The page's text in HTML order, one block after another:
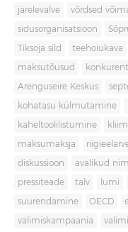
järelevalve võrdsed
sidusorganisatsioon
Tiksoja sild teehoiukava
maksutõusud
Arenguseire Keskus
kohatasu külmutamine
kaheltoolilistumine
maksumaksja
diskussioon avalikud
pressiteade talv lumi
suurendamine OECD
valimiskampaania